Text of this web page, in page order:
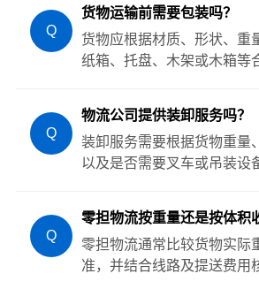
Q
货物运输前需要包装吗？
货物应根据材质、形状、重
纸箱、托盘、木架或木箱等
Q
物流公司提供装卸服务吗？
装卸服务需要根据货物重量
以及是否需要叉车或吊装设
Q
零担物流按重量还是按体积
零担物流通常比较货物实际
准，并结合线路及提送费用